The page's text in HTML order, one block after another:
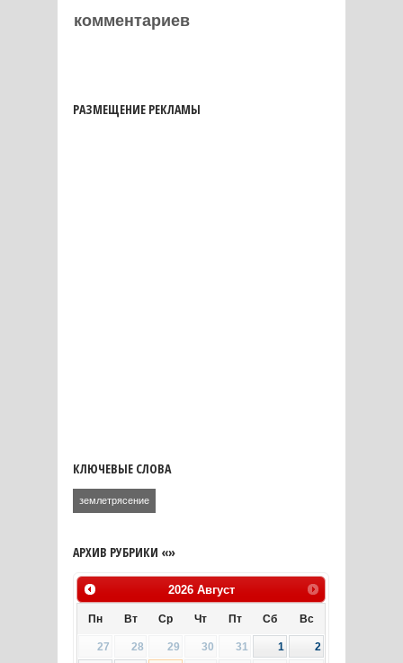
комментариев
РАЗМЕЩЕНИЕ РЕКЛАМЫ
КЛЮЧЕВЫЕ СЛОВА
землетрясение
АРХИВ РУБРИКИ «»
2026 Август
Пн Вт Ср Чт Пт Сб Вс
27 28 29 30 31 1
2